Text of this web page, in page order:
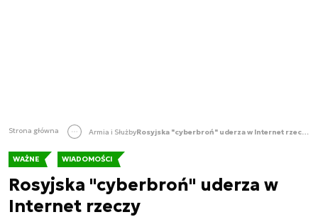
Strona główna Armia i Służby Rosyjska "cyberbroń" uderza w Internet rzeczy
WAŻNE WIADOMOŚCI
Rosyjska "cyberbroń" uderza w
Internet rzeczy